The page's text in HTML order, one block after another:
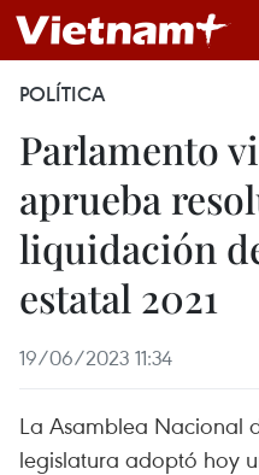
POLÍTICA
Parlamento
aprueba
liquidación
estatal 2021
19/06/2023 11:34
La Asamblea Nacional
legislatura adoptó hoy